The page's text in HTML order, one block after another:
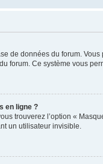
de données du forum.
forum. Ce système vous
en ligne ?
trouverez l’option «
un utilisateur invisible.